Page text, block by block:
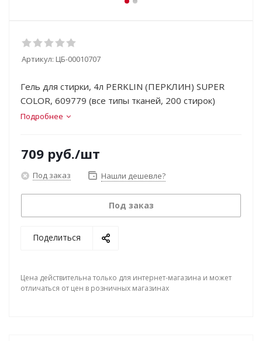
Артикул: ЦБ-00010707
Гель для стирки, 4л PERKLIN (ПЕРКЛИН) SUPER
COLOR, 609779 (все типы тканей, 200 стирок)
Подробнее
709 руб./шт
Под заказ Нашли дешевле?
Под заказ
Поделиться
Цена действительна только для интернет-магазина и может
отличаться от цен в розничных магазинах